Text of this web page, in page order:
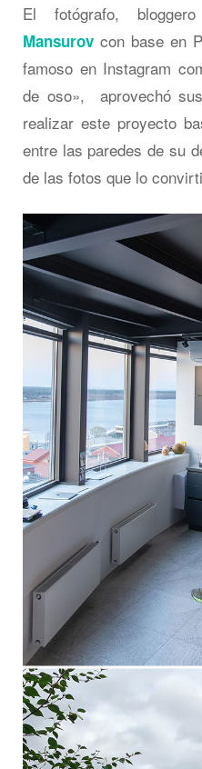
El fotógrafo,
Mansurov con base en
famoso en Instagram
de oso», aprovechó
realizar este proyecto
entre las paredes de su
de las fotos que lo